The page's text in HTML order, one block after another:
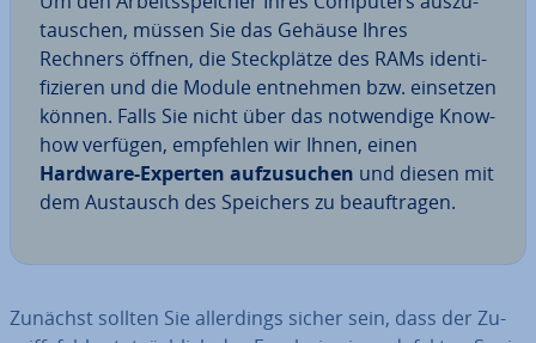
tau­schen, müssen Sie das Gehäuse Ihres
Rechners öffnen, die Steck­plät­ze des RAMs iden­ti­
fi­zie­ren und die Module entnehmen bzw. einsetzen
können. Falls Sie nicht über das not­wen­di­ge Know-
how verfügen, empfehlen wir Ihnen, einen
Hardware-Experten auf­zu­su­chen und diesen mit
dem Austausch des Speichers zu be­auf­tra­gen.
Zunächst sollten Sie al­ler­dings sicher sein, dass der Zu­